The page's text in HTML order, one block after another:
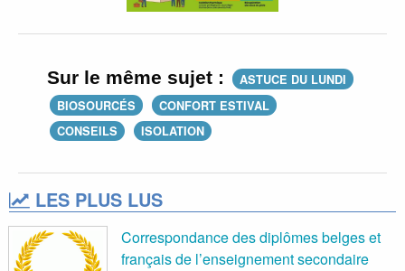
Sur le même sujet :
ASTUCE DU LUNDI
BIOSOURCÉS
CONFORT ESTIVAL
CONSEILS
ISOLATION
LES PLUS LUS
Correspondance des diplômes belges et
français de l’enseignement secondaire